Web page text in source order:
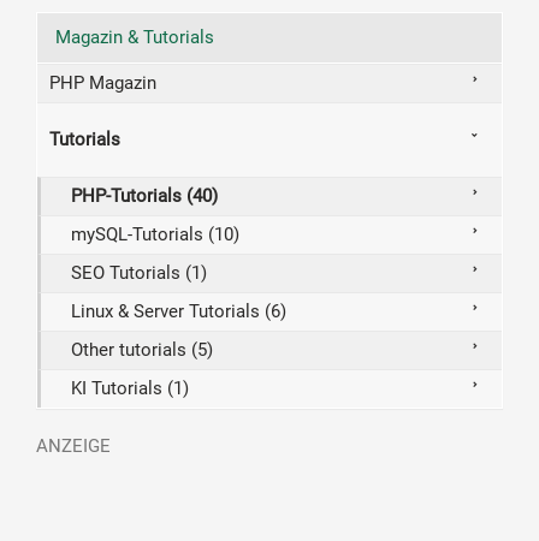
Magazin & Tutorials
PHP Magazin
Tutorials
PHP-Tutorials (40)
mySQL-Tutorials (10)
SEO Tutorials (1)
Linux & Server Tutorials (6)
Other tutorials (5)
KI Tutorials (1)